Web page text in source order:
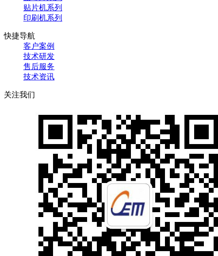
贴片机系列
印刷机系列
快捷导航
客户案例
技术研发
售后服务
技术资讯
关注我们